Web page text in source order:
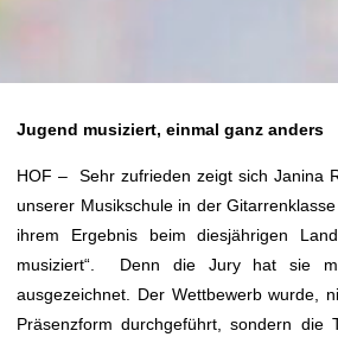
Jugend musiziert, einmal ganz anders
HOF – Sehr zufrieden zeigt sich Janina
unserer Musikschule in der
ihrem Ergebnis beim diesjährigen
musiziert“. Denn die Jury hat sie
ausgezeichnet. Der Wettbewerb wurde,
Präsenzform durchgeführt, sondern die